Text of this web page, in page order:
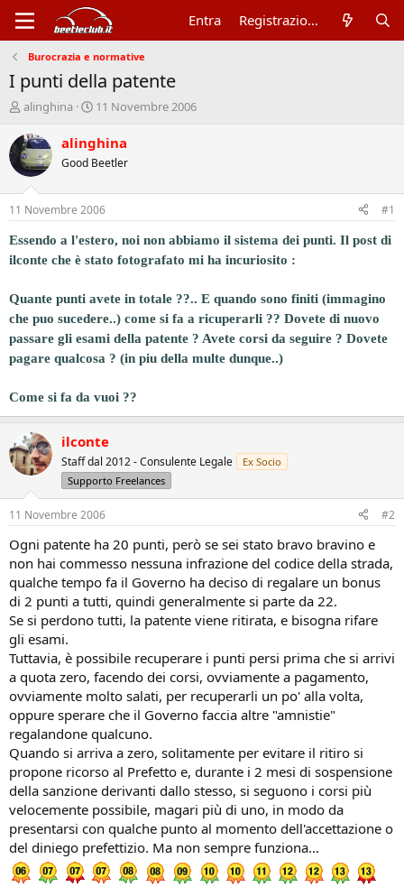
Entra Registrazione
Burocrazia e normative
I punti della patente
A
t
o
r
e
d
i
s
u
s
i
o
e
alinghina
D
t
a
d
i
n
i
i
11 Novembre 2006
alinghina
Good Beetler
11 Novembre 2006 #1
Essendo a l'estero, noi non abbiamo il sistema dei punti. Il post di
ilconte che è stato fotografato mi ha incuriosito :
Quante punti avete in totale ??.. E quando sono finiti (immagino
che puo sucedere..) come si fa a ricuperarli ?? Dovete di nuovo
passare gli esami della patente ? Avete corsi da seguire ? Dovete
pagare qualcosa ? (in piu della multe dunque..)
Come si fa da vuoi ??
ilconte
Staff dal 2012 - Consulente Legale
Ex Socio
Supporto Freelances
11 Novembre 2006 #2
Ogni patente ha 20 punti, però se sei stato bravo bravino e
non hai commesso nessuna infrazione del codice della strada,
qualche tempo fa il Governo ha deciso di regalare un bonus
di 2 punti a tutti, quindi generalmente si parte da 22.
Se si perdono tutti, la patente viene ritirata, e bisogna rifare
gli esami.
Tuttavia, è possibile recuperare i punti persi prima che si arrivi
a quota zero, facendo dei corsi, ovviamente a pagamento,
ovviamente molto salati, per recuperarli un po' alla volta,
oppure sperare che il Governo faccia altre "amnistie"
regalandone qualcuno.
Quando si arriva a zero, solitamente per evitare il ritiro si
propone ricorso al Prefetto e, durante i 2 mesi di sospensione
della sanzione derivanti dallo stesso, si seguono i corsi più
velocemente possibile, magari più di uno, in modo da
presentarsi con qualche punto al momento dell'accettazione o
del diniego prefettizio. Ma non sempre funziona...